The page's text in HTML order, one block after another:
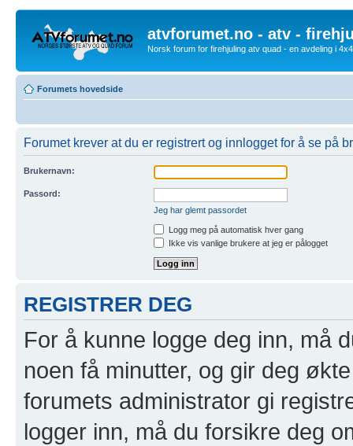
atvforumet.no - atv -
Norsk forum for firehjuling atv quad - en avdeling i
Forumets hovedside
Forumet krever at du er registrert og innlogget for å se på
Brukernavn:
Passord:
Jeg har glemt passordet
Logg meg på automatisk hver gang
Ikke vis vanlige brukere at jeg er pålogget
REGISTRER DEG
For å kunne logge deg inn, må
noen få minutter, og gir deg
forumets administrator gi
logger inn, må du forsikre deg